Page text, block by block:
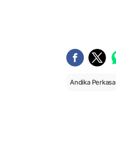
Andika Perkasa